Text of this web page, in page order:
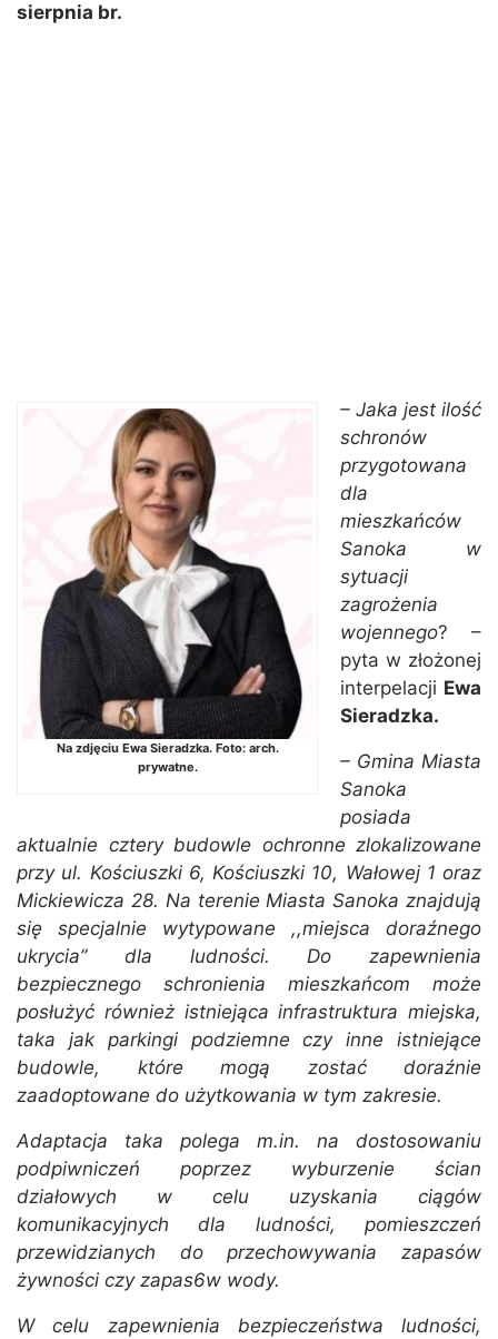
sierpnia br.
Na zdjęciu Ewa Sieradzka. Foto: arch.
prywatne.
– Jaka jest ilość
schronów
przygotowana
dla
mieszkańców
Sanoka w
sytuacji
zagrożenia
wojennego? –
pyta w złożonej
interpelacji Ewa
Sieradzka.
– Gmina Miasta
Sanoka
posiada
aktualnie cztery budowle ochronne zlokalizowane
przy ul. Kościuszki 6, Kościuszki 10, Wałowej 1 oraz
Mickiewicza 28. Na terenie Miasta Sanoka znajdują
się specjalnie wytypowane ,,miejsca doraźnego
ukrycia” dla ludności. Do zapewnienia
bezpiecznego schronienia mieszkańcom może
posłużyć również istniejąca infrastruktura miejska,
taka jak parkingi podziemne czy inne istniejące
budowle, które mogą zostać doraźnie
zaadoptowane do użytkowania w tym zakresie.
Adaptacja taka polega m.in. na dostosowaniu
podpiwniczeń poprzez wyburzenie ścian
działowych w celu uzyskania ciągów
komunikacyjnych dla ludności, pomieszczeń
przewidzianych do przechowywania zapasów
żywności czy zapas6w wody.
W celu zapewnienia bezpieczeństwa ludności,